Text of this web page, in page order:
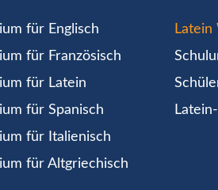
für Englisch
für Französisch
für Latein
für Spanisch
für Italienisch
für Altgriechisch